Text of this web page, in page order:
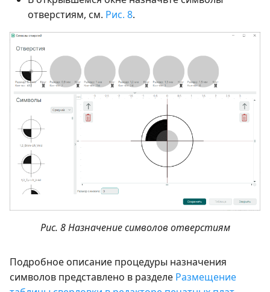
отверстиям, см. Рис. 8.
Рис. 8 Назначение символов отверстиям
Подробное описание процедуры назначения
символов представлено в разделе Размещение